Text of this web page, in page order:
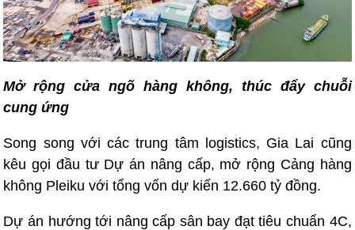
Mở rộng cửa ngõ hàng không, thúc đẩy chuỗi
cung ứng
Song song với các trung tâm logistics, Gia Lai cũng
kêu gọi đầu tư Dự án nâng cấp, mở rộng Cảng hàng
không Pleiku với tổng vốn dự kiến 12.660 tỷ đồng.
Dự án hướng tới nâng cấp sân bay đạt tiêu chuẩn 4C,